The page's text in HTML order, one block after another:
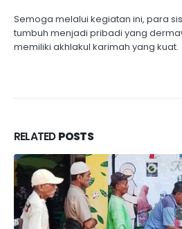
Semoga melalui kegiatan ini, para
tumbuh menjadi pribadi yang
memiliki akhlakul karimah yang kuat.
RELATEDPOSTS